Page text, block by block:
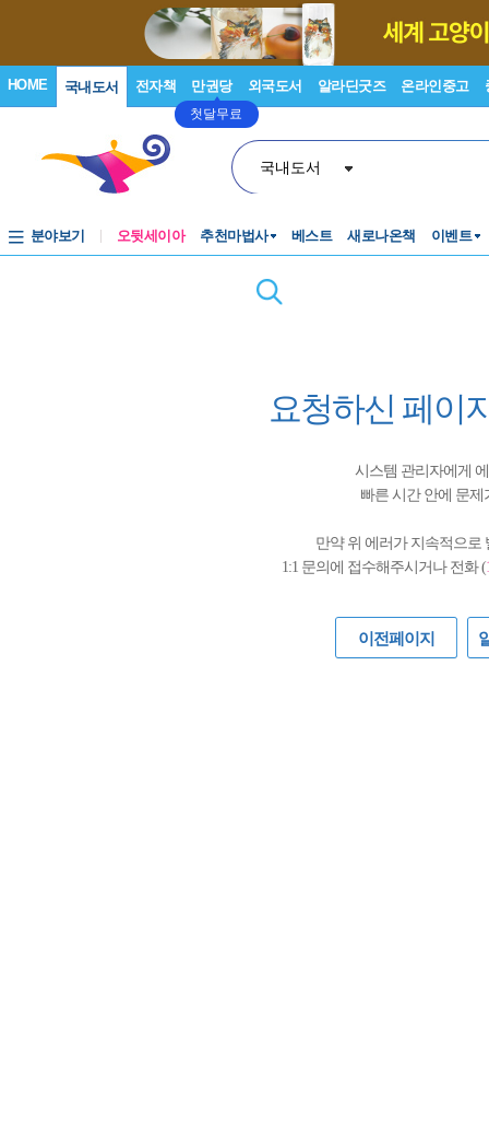
HOME 국내도서 전자책 만권당
첫달무료
외국도서 알라딘굿즈 온라인중고
국내도서
분야보기 오뒷세이아 추천마법사 베스트 새로나온책 이벤트
요청하신 페이
시스템 관리자에게
빠른 시간 안에 문
만약 위 에러가 지속적으로
1:1 문의에 접수해주시거나 전화 (
이전페이지